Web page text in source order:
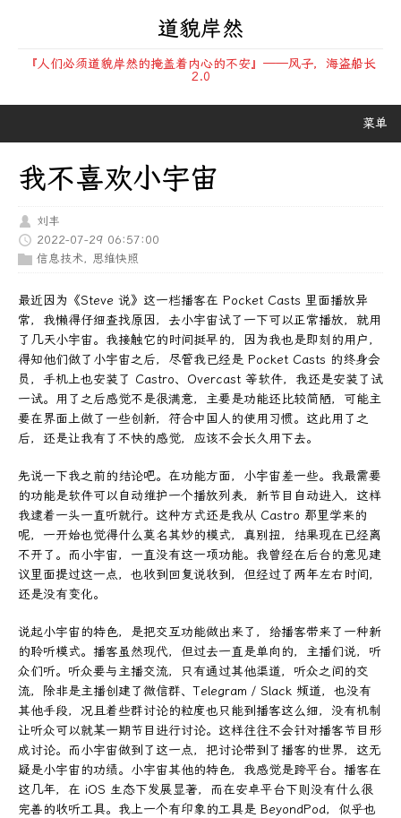
道貌岸然
『人们必须道貌岸然的掩盖着内心的不安』——风子，海盗船长
2.0
菜单
我不喜欢小宇宙
刘丰
2022-07-29 06:57:00
信息技术, 思维快照
最近因为《Steve 说》这一档播客在 Pocket Casts 里面播放异
常，我懒得仔细查找原因，去小宇宙试了一下可以正常播放，就用
了几天小宇宙。我接触它的时间挺早的，因为我也是即刻的用户，
得知他们做了小宇宙之后，尽管我已经是 Pocket Casts 的终身会
员，手机上也安装了 Castro、Overcast 等软件，我还是安装了试
一试。用了之后感觉不是很满意，主要是功能还比较简陋，可能主
要在界面上做了一些创新，符合中国人的使用习惯。这此用了之
后，还是让我有了不快的感觉，应该不会长久用下去。
先说一下我之前的结论吧。在功能方面，小宇宙差一些。我最需要
的功能是软件可以自动维护一个播放列表，新节目自动进入，这样
我逮着一头一直听就行。这种方式还是我从 Castro 那里学来的
呢，一开始也觉得什么莫名其妙的模式，真别扭，结果现在已经离
不开了。而小宇宙，一直没有这一项功能。我曾经在后台的意见建
议里面提过这一点，也收到回复说收到，但经过了两年左右时间，
还是没有变化。
说起小宇宙的特色，是把交互功能做出来了，给播客带来了一种新
的聆听模式。播客虽然现代，但过去一直是单向的，主播们说，听
众们听。听众要与主播交流，只有通过其他渠道，听众之间的交
流，除非是主播创建了微信群、Telegram / Slack 频道，也没有
其他手段，况且着些群讨论的粒度也只能到播客这么细，没有机制
让听众可以就某一期节目进行讨论。这样往往不会针对播客节目形
成讨论。而小宇宙做到了这一点，把讨论带到了播客的世界，这无
疑是小宇宙的功绩。小宇宙其他的特色，我感觉是跨平台。播客在
这几年，在 iOS 生态下发展显著，而在安卓平台下则没有什么很
完善的收听工具。我上一个有印象的工具是 BeyondPod，似乎也